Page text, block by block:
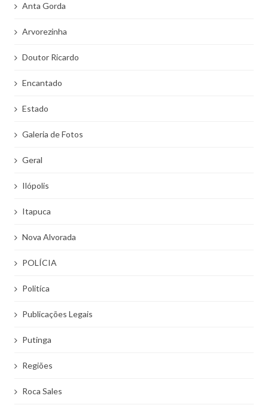
Anta Gorda
Arvorezinha
Doutor Ricardo
Encantado
Estado
Galeria de Fotos
Geral
Ilópolis
Itapuca
Nova Alvorada
POLÍCIA
Politíca
Publicações Legais
Putinga
Regiões
Roca Sales